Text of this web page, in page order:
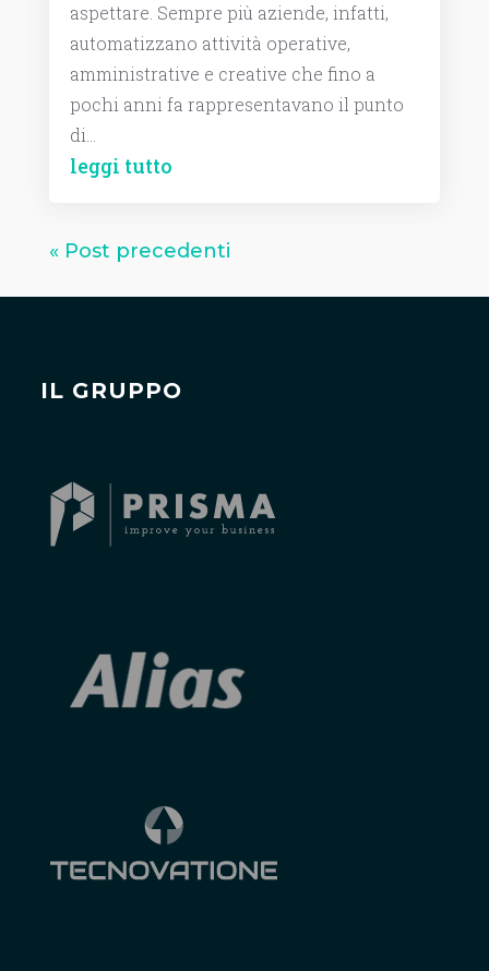
aspettare. Sempre più aziende, infatti,
automatizzano attività operative,
amministrative e creative che fino a
pochi anni fa rappresentavano il punto
di...
leggi tutto
« Post precedenti
IL GRUPPO